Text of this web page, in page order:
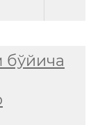
бўйича